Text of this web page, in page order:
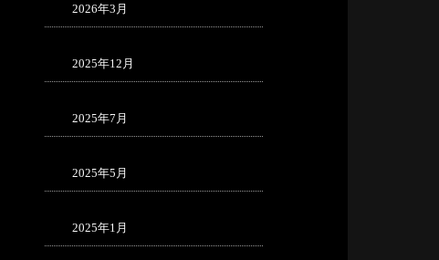
2026年3月
2025年12月
2025年7月
2025年5月
2025年1月